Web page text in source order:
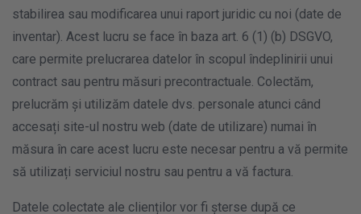
stabilirea sau modificarea unui raport juridic cu noi (date de
inventar). Acest lucru se face în baza art. 6 (1) (b) DSGVO,
care permite prelucrarea datelor în scopul îndeplinirii unui
contract sau pentru măsuri precontractuale. Colectăm,
prelucrăm și utilizăm datele dvs. personale atunci când
accesați site-ul nostru web (date de utilizare) numai în
măsura în care acest lucru este necesar pentru a vă permite
să utilizați serviciul nostru sau pentru a vă factura.
Datele colectate ale clienților vor fi șterse după ce